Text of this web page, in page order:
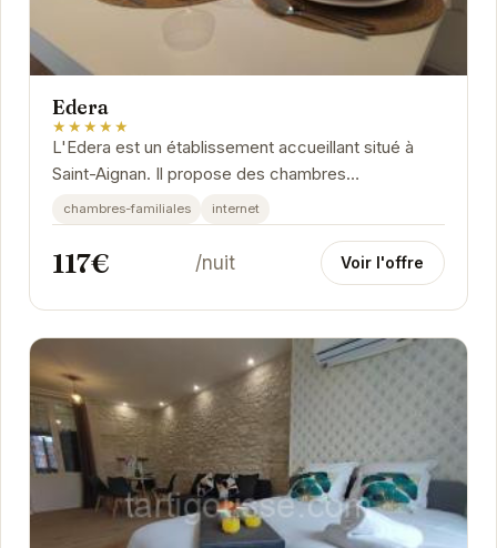
Edera
★★★★★
L'Edera est un établissement accueillant situé à
Saint-Aignan. Il propose des chambres
confortables et des services modernes pour un
séjour...
chambres-familiales internet
117€ /nuit Voir l'offre